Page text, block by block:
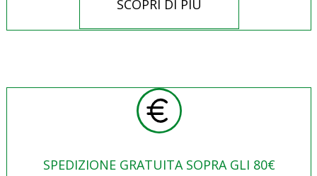
SCOPRI DI PIÙ
SPEDIZIONE GRATUITA SOPRA GLI 80€